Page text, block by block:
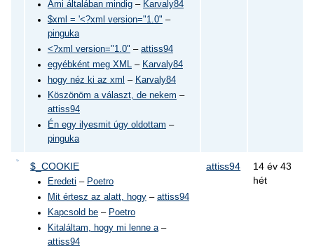
Ami általában mindig– Karvaly84
$xml = '<?xml version="1.0" –
pinguka
<?xml version="1.0" – attiss94
egyébként meg XML– Karvaly84
hogy néz ki az xml – Karvaly84
Köszönöm a választ, de nekem –
attiss94
Én egy ilyesmit úgy oldottam –
pinguka
$_COOKIE
Eredeti – Poetro
Mit értesz az alatt, hogy– attiss94
Kapcsold be– Poetro
Kitaláltam, hogy mi lenne a–
attiss94
attiss94
14 év 43
hét